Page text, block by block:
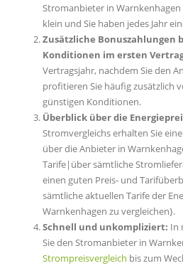
Stromanbieter in
klein und Sie haben jedes Jahr
Zusätzliche Bonuszahlungen
Konditionen im ersten
Vertragsjahr, nachdem Sie den
profitieren Sie häufig zusätzlich
günstigen Konditionen.
Überblick über die
Stromvergleichs erhalten Sie
über die Anbieter in
Tarife|über sämtliche
einen guten Preis- und
sämtliche aktuellen Tarife der
Warnkenhagen zu vergleichen}.
Schnell und unkompliziert: In
Sie den Stromanbieter in
Strompreisvergleich bis zum